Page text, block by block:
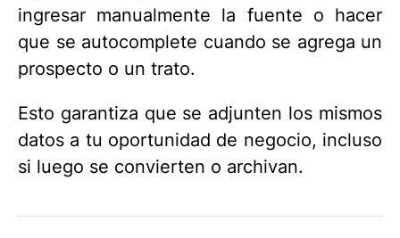
ingresar manualmente la fuente o hacer
que se autocomplete cuando se agrega un
prospecto o un trato.
Esto garantiza que se adjunten los mismos
datos a tu oportunidad de negocio, incluso
si luego se convierten o archivan.